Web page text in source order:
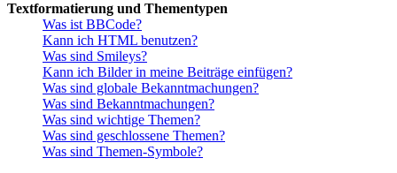
Textformatierung und Thementypen
Was ist BBCode?
Kann ich HTML benutzen?
Was sind Smileys?
Kann ich Bilder in meine Beiträge einfügen?
Was sind globale Bekanntmachungen?
Was sind Bekanntmachungen?
Was sind wichtige Themen?
Was sind geschlossene Themen?
Was sind Themen-Symbole?